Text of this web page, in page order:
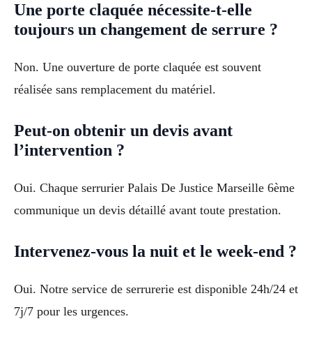
Une porte claquée nécessite-t-elle
toujours un changement de serrure ?
Non. Une ouverture de porte claquée est souvent
réalisée sans remplacement du matériel.
Peut-on obtenir un devis avant
l’intervention ?
Oui. Chaque serrurier Palais De Justice Marseille 6ème
communique un devis détaillé avant toute prestation.
Intervenez-vous la nuit et le week-end ?
Oui. Notre service de serrurerie est disponible 24h/24 et
7j/7 pour les urgences.